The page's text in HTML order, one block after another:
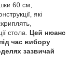
60 см,
які
стола. Цей нюанс
час вибору
зазвичай